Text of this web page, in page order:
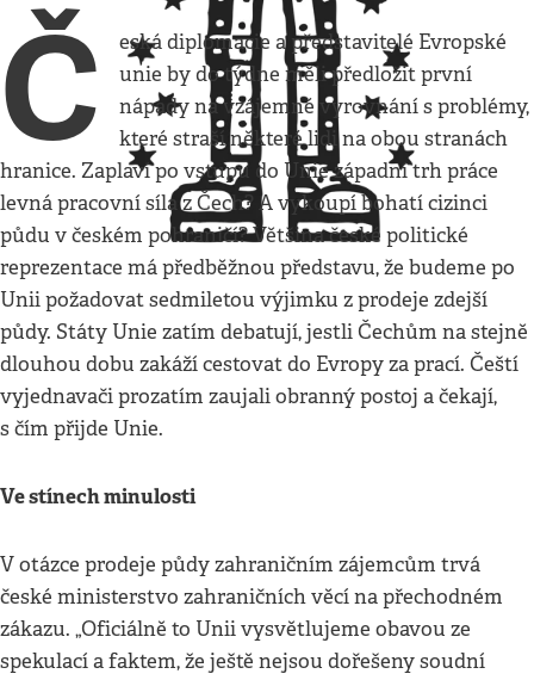
Č
eská diplomacie a představitelé Evropské
unie by do týdne měli předložit první
nápady na vzájemné vyrovnání s problémy,
které straší některé lidi na obou stranách
hranice. Zaplaví po vstupu do Unie západní trh práce
levná pracovní síla z Čech? A vykoupí bohatí cizinci
půdu v českém pohraničí? Většina české politické
reprezentace má předběžnou představu, že budeme po
Unii požadovat sedmiletou výjimku z prodeje zdejší
půdy. Státy Unie zatím debatují, jestli Čechům na stejně
dlouhou dobu zakáží cestovat do Evropy za prací. Čeští
vyjednavači prozatím zaujali obranný postoj a čekají,
s čím přijde Unie.
Ve stínech minulosti
V otázce prodeje půdy zahraničním zájemcům trvá
české ministerstvo zahraničních věcí na přechodném
zákazu. „Oficiálně to Unii vysvětlujeme obavou ze
spekulací a faktem, že ještě nejsou dořešeny soudní